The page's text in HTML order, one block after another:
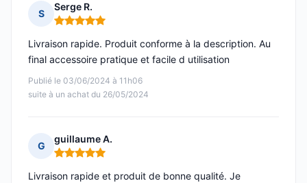
S
Serge R.
Note : 5 sur 5
Publié le 03/06/2024 à 11h06
suite à un achat du 26/05/2024
Livraison rapide. Produit conforme à la description. Au
final accessoire pratique et facile d utilisation
G
guillaume A.
Note : 5 sur 5
Livraison rapide et produit de bonne qualité. Je